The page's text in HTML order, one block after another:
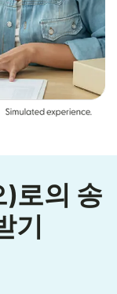
)로의 송
기